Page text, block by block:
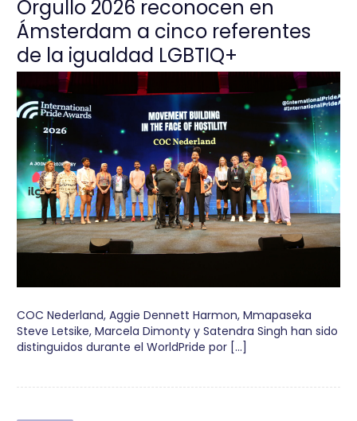
Orgullo 2026 reconocen en
Ámsterdam a cinco referentes
de la igualdad LGBTIQ+
COC Nederland, Aggie Dennett Harmon, Mmapaseka
Steve Letsike, Marcela Dimonty y Satendra Singh han sido
distinguidos durante el WorldPride por […]